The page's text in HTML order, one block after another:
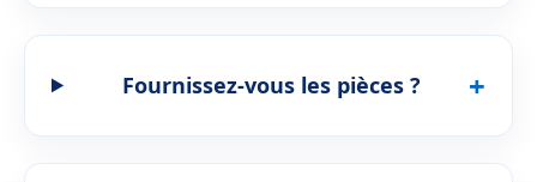
Fournissez-vous les pièces ?